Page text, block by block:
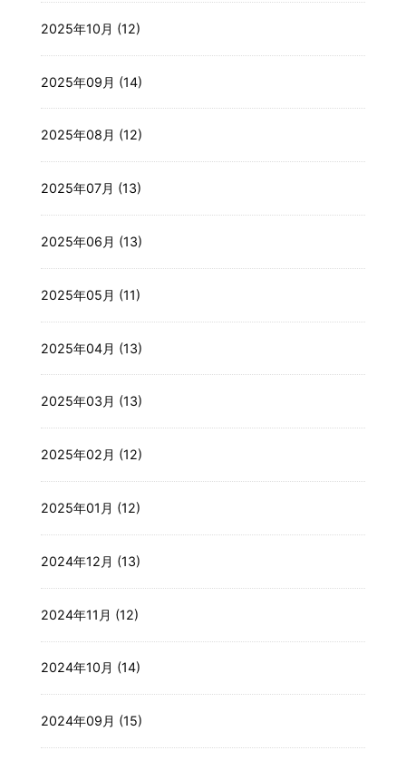
2025年10月 (12)
2025年09月 (14)
2025年08月 (12)
2025年07月 (13)
2025年06月 (13)
2025年05月 (11)
2025年04月 (13)
2025年03月 (13)
2025年02月 (12)
2025年01月 (12)
2024年12月 (13)
2024年11月 (12)
2024年10月 (14)
2024年09月 (15)